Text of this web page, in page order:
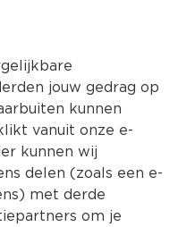
Kies jouw
jouw gedrag op
kunnen
vanuit onze e-
kunnen wij
delen (zoals een e-
met derde
om je